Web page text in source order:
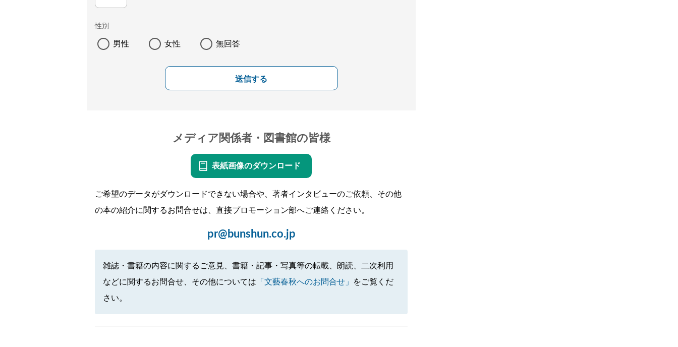
性別
男性 女性 無回答
送信する
メディア関係者・図書館の皆様
表紙画像のダウンロード
ご希望のデータがダウンロードできない場合や、著者インタビューのご依頼、その他
の本の紹介に関するお問合せは、直接プロモーション部へご連絡ください。
pr@bunshun.co.jp
雑誌・書籍の内容に関するご意見、書籍・記事・写真等の転載、朗読、二次利用
などに関するお問合せ、その他については 「文藝春秋へのお問合せ」
をご覧くだ
さい。